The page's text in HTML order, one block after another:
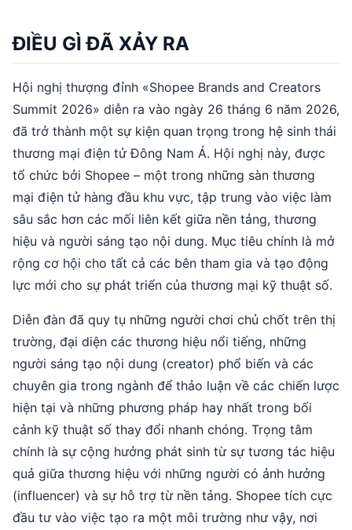
ĐIỀU GÌ ĐÃ XẢY RA
Hội nghị thượng đỉnh «Shopee Brands and Creators
Summit 2026» diễn ra vào ngày 26 tháng 6 năm 2026,
đã trở thành một sự kiện quan trọng trong hệ sinh thái
thương mại điện tử Đông Nam Á. Hội nghị này, được
tổ chức bởi Shopee – một trong những sàn thương
mại điện tử hàng đầu khu vực, tập trung vào việc làm
sâu sắc hơn các mối liên kết giữa nền tảng, thương
hiệu và người sáng tạo nội dung. Mục tiêu chính là mở
rộng cơ hội cho tất cả các bên tham gia và tạo động
lực mới cho sự phát triển của thương mại kỹ thuật số.
Diễn đàn đã quy tụ những người chơi chủ chốt trên thị
trường, đại diện các thương hiệu nổi tiếng, những
người sáng tạo nội dung (creator) phổ biến và các
chuyên gia trong ngành để thảo luận về các chiến lược
hiện tại và những phương pháp hay nhất trong bối
cảnh kỹ thuật số thay đổi nhanh chóng. Trọng tâm
chính là sự cộng hưởng phát sinh từ sự tương tác hiệu
quả giữa thương hiệu với những người có ảnh hưởng
(influencer) và sự hỗ trợ từ nền tảng. Shopee tích cực
đầu tư vào việc tạo ra một môi trường như vậy, nơi